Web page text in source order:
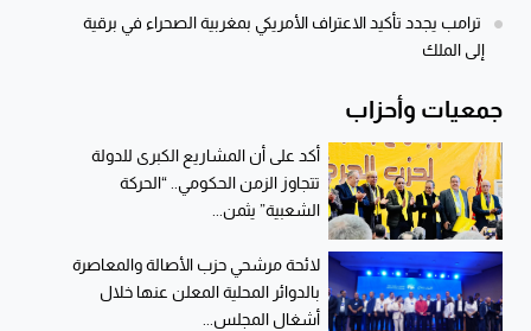
ترامب يجدد تأكيد الاعتراف الأمريكي بمغربية الصحراء في برقية
إلى الملك
جمعيات وأحزاب
أكد على أن المشاريع الكبرى للدولة
تتجاوز الزمن الحكومي.. “الحركة
الشعبية” يثمن...
لائحة مرشحي حزب الأصالة والمعاصرة
بالدوائر المحلية المعلن عنها خلال
أشغال المجلس...